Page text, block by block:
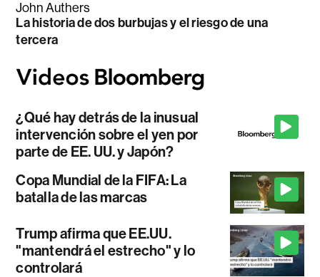
John Authers
La historia de dos burbujas y el riesgo de una
tercera
¿Qué hay detrás de la inusual
intervención sobre el yen por
parte de EE. UU. y Japón?
Copa Mundial de la FIFA: La
batalla de las marcas
Trump afirma que EE.UU.
"mantendrá el estrecho" y lo
controlará